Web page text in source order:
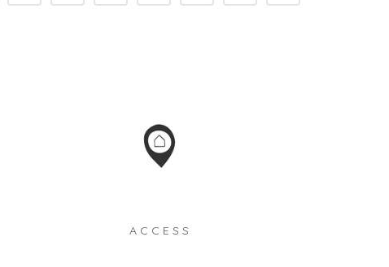
ACCESS